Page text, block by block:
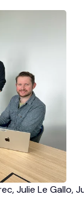
Julie Le Gallo,